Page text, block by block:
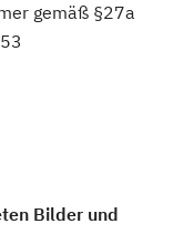
gemäß §27a
Bilder und